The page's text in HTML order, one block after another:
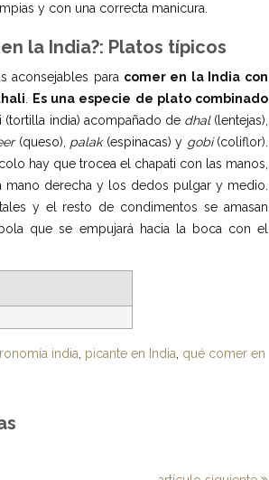
y con una correcta manicura.
la India?: Platos típicos
aconsejables para comer en la India con
Es una especie de plato combinado
(tortilla india) acompañado de dhal (lentejas),
(queso), palak (espinacas) y gobi(coliflor).
hay que trocea el chapati con las manos,
derecha y los dedos pulgar y medio.
y el resto de condimentos se amasan
que se empujará hacia la boca con el
india picante en India qué comer en